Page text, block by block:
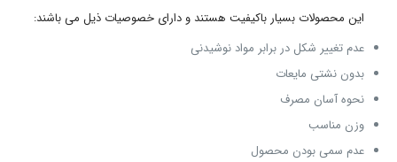
این محصولات بسیار باکیفیت هستند و دارای خصوصیات ذیل می باشند:
عدم تغییر شکل در برابر مواد نوشیدنی
بدون نشتی مایعات
نحوه آسان مصرف
وزن مناسب
عدم سمی بودن محصول